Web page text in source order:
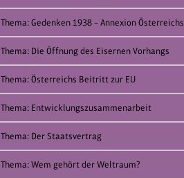
Thema: Gedenken 1938 – Annexion Österreichs
Thema: Die Öffnung des Eisernen Vorhangs
Thema: Österreichs Beitritt zur EU
Thema: Entwicklungszusammenarbeit
Thema: Der Staatsvertrag
Thema: Wem gehört der Weltraum?